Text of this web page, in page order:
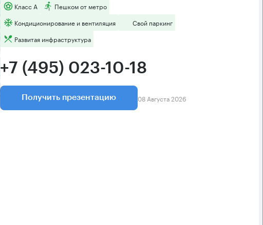
Класс А
Пешком от метро
Кондиционирование и вентиляция
Свой паркинг
Развитая инфраструктура
+7 (495) 023-10-18
Получить презентацию 08 Августа 2026